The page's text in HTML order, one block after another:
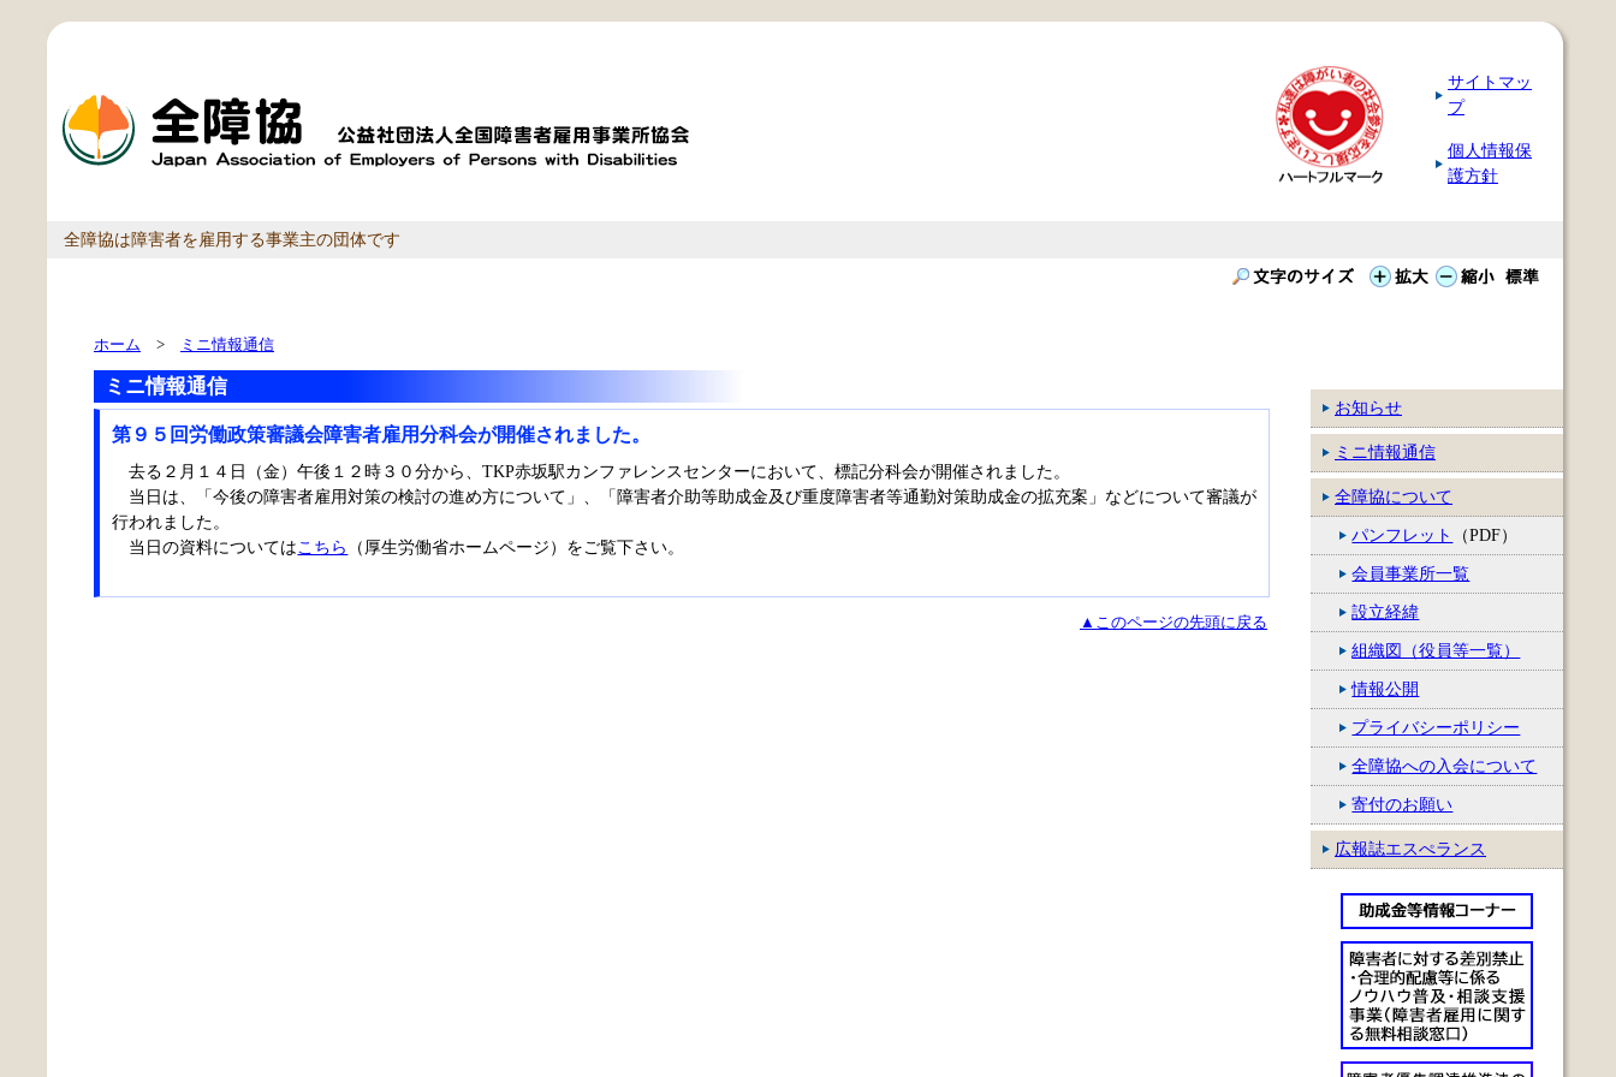
サイトマッ
プ
個人情報保
護方針
全障協は障害者を雇用する事業主の団体です
お知らせ
ミニ情報通信
全障協について
パンフレット
（PDF）
会員事業所一覧
設立経緯
組織図（役員等一覧）
情報公開
プライバシーポリシー
全障協への入会について
寄付のお願い
広報誌エスぺランス
ホーム > ミニ情報通信
ミニ情報通信
第９５回労働政策審議会障害者雇用分科会が開催されました。
去る２月１４日（金）午後１２時３０分から、TKP赤坂駅カンファレンスセンターにおいて、標記分科会が開催されました。
当日は、「今後の障害者雇用対策の検討の進め方について」、「障害者介助等助成金及び重度障害者等通勤対策助成金の拡充案」などについて審議が
行われました。
当日の資料についてはこちら （厚生労働省ホームページ）をご覧下さい。
▲このページの先頭に戻る